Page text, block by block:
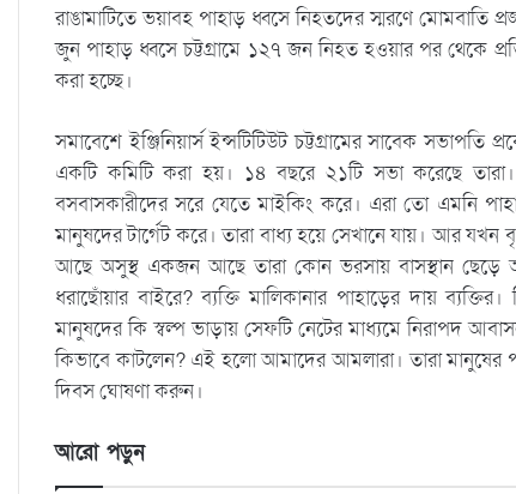
রাঙামাটিতে ভয়াবহ পাহাড় ধ্বসে নিহতদের স্মরণে মোমবাতি
জুন পাহাড় ধ্বসে চট্টগ্রামে ১২৭ জন নিহত হওয়ার পর থেকে
করা হচ্ছে।
সমাবেশে ইঞ্জিনিয়ার্স ইন্সটিটিউট চট্টগ্রামের সাবেক
একটি কমিটি করা হয়। ১৪ বছরে ২১টি সভা করেছে
বসবাসকারীদের সরে যেতে মাইকিং করে। এরা তো এমনি
মানুষদের টার্গেট করে। তারা বাধ্য হয়ে সেখানে যায়। আর
আছে অসুস্থ একজন আছে তারা কোন ভরসায় বাসস্থান ছেড়ে
ধরাছোঁয়ার বাইরে? ব্যক্তি মালিকানার পাহাড়ের দায়
মানুষদের কি স্বল্প ভাড়ায় সেফটি নেটের মাধ্যমে নিরাপদ
কিভাবে কাটলেন? এই হলো আমাদের আমলারা। তারা মানুষের
দিবস ঘোষণা করুন।
আরো পড়ুন